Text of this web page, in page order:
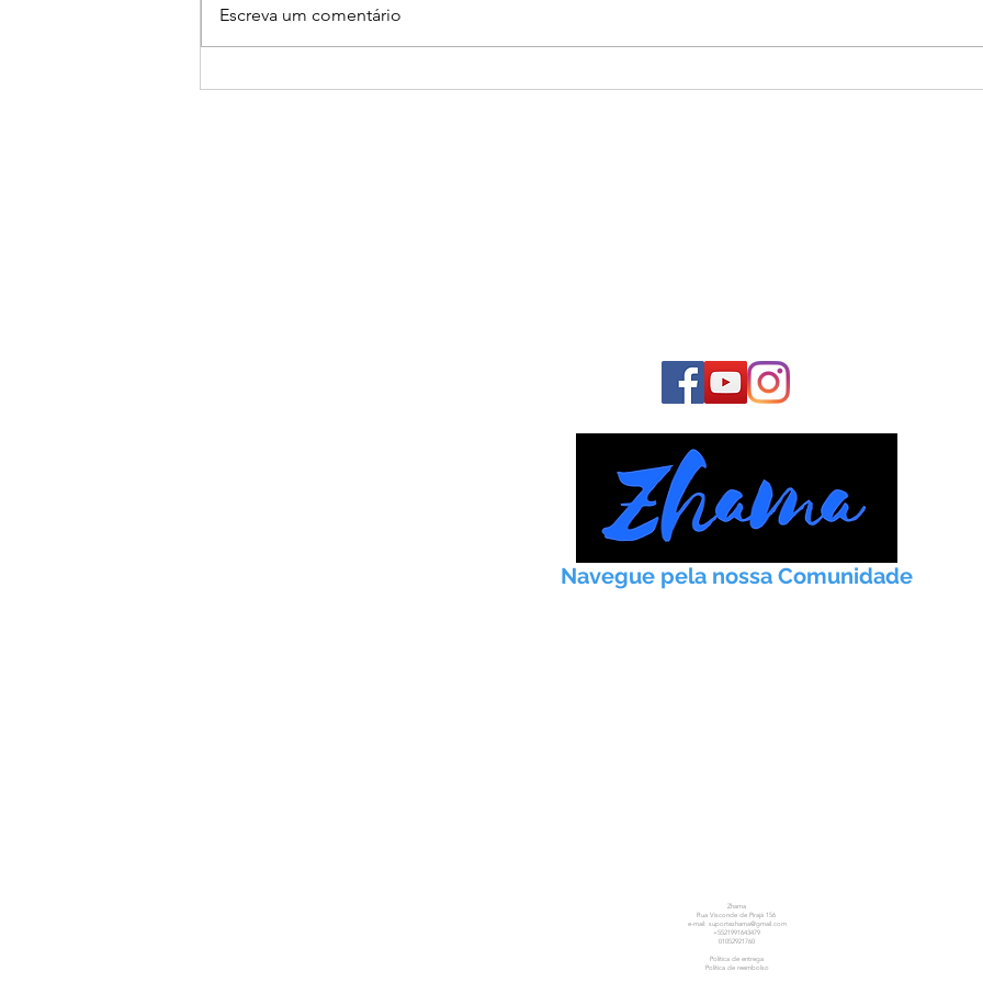
Escreva um comentário
Navegue pela nossa Comunidade
Zhama
Rua Visconde de Pirajá 156
e-mail: suportezhama@gmail.com
+5521991643479
01052921760
Política de entrega
Política de reembolso